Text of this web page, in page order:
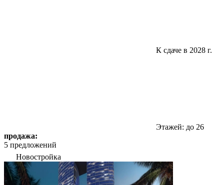
К сдаче в 2028 г.
Этажей: до 26
продажа:
5 предложений
Новостройка